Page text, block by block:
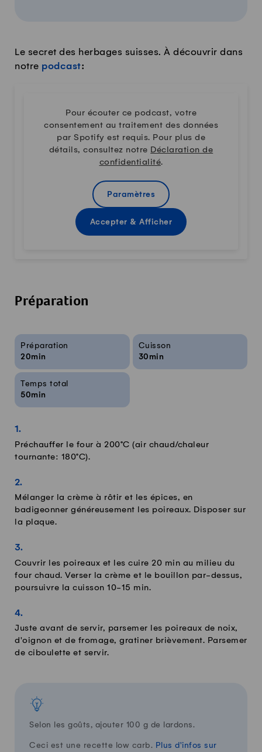
Le secret des herbages suisses. À découvrir dans
notre podcast:
Pour écouter ce podcast, votre
consentement au traitement des données
par Spotify est requis. Pour plus de
détails, consultez notre Déclaration de
confidentialité.
Paramètres
Accepter & Afficher
Préparation
Infos sur la recette
Préparation
20min
Cuisson
30min
Temps total
50min
Préchauffer le four à 200°C (air chaud/chaleur
tournante: 180°C).
Mélanger la crème à rôtir et les épices, en
badigeonner généreusement les poireaux. Disposer sur
la plaque.
Couvrir les poireaux et les cuire 20 min au milieu du
four chaud. Verser la crème et le bouillon par-dessus,
poursuivre la cuisson 10-15 min.
Juste avant de servir, parsemer les poireaux de noix,
d'oignon et de fromage, gratiner brièvement. Parsemer
de ciboulette et servir.
Selon les goûts, ajouter 100 g de lardons.
Ceci est une recette low carb. Plus d'infos sur